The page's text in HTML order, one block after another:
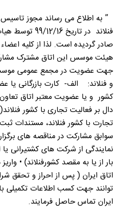
” به اطلاع می رساند مجوز تاسیس
فنلاند در
صادر گردیده است. لذا از کلیه
هیئت موسس این اتاق مشترک
جهت عضویت در مجمع عمومی موسس
و فنلاند: الف- کارت بازرگانی یا
کشور و یا عضویت معتبر اتاق
دال بر فعالیت تجاری با کشور
تجارت با کشور فنلاند، مستندات
سوابق مشارکت در مناقصه های
نمایندگی از شرکت های کشتیرانی یا
اتاق ایران ( پس از احراز و تحقق
ایران تماس حاصل فرمایند.